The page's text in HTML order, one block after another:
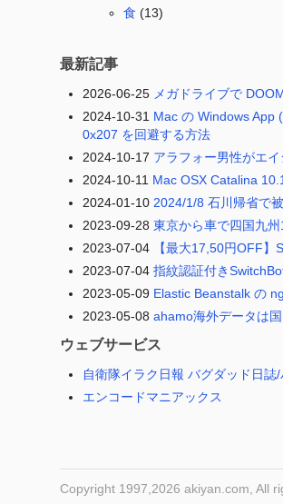
食 (13)
最新記事
2026-06-25 メガドライブで
2024-10-31 Mac の Windows App
0x207 を回避する方法
2024-10-17 アラフォー男性がエ
2024-10-11 Mac OSX Catalina
2024-01-10 2024/1/8 石川帰省で
2023-09-28 東京から車で四国九
2023-07-04
【最大17,50円OFF
2023-07-04 指紋認証付き
2023-05-09 Elastic Beanstalk の
2023-05-08 ahamo海外データは
ウェブサービス
自衛隊イラク日報 バグダッド日誌
エンコードマニアックス
Copyright 1997,2026 akiyan.com, All